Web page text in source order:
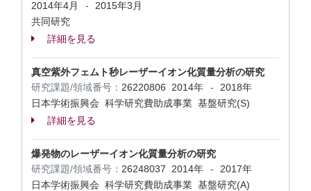
2014年4月
-
2015年3月
共同研究
詳細を見る
真空紫外フェムト秒レーザーイオン化質量分析の研究
研究課題/領域番号： 26220806 2014年 -
2018年
日本学術振興会 科学研究費助成事業 基盤研究(S)
詳細を見る
爆発物のレーザーイオン化質量分析の研究
研究課題/領域番号： 26248037 2014年 -
2017年
日本学術振興会 科学研究費助成事業 基盤研究(A)